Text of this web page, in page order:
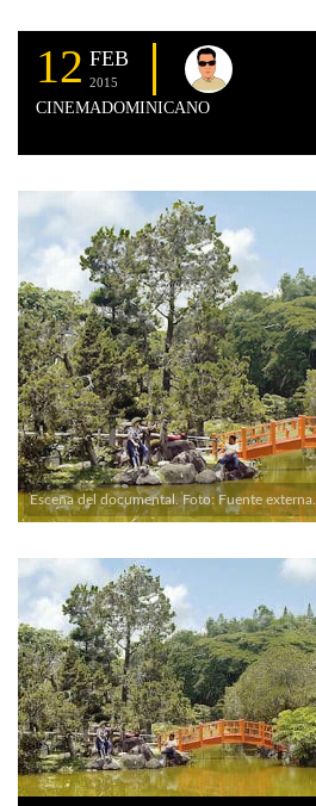
12 FEB
2015
CINEMADOMINICANO
Escena del documental. Foto: Fuente externa.